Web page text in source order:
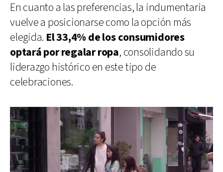
En cuanto a las preferencias, la indumentaria
vuelve a posicionarse como la opción más
elegida. El 33,4% de los consumidores
optará por regalar ropa, consolidando su
liderazgo histórico en este tipo de
celebraciones.